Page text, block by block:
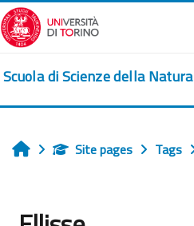
Skip to main content
Scuola di Scienze della Natura
HomeSite pages Tags